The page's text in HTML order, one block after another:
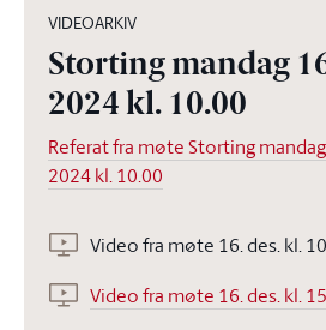
VIDEOARKIV
Storting mandag
2024 kl. 10.00
Referat fra møte Storting
2024 kl. 10.00
Video fra møte 16. des. kl.
Video fra møte 16. des. kl.